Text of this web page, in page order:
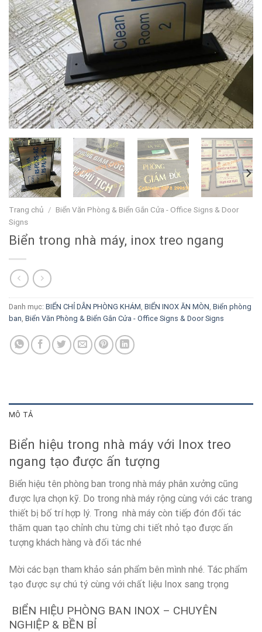
Trang chủ / Biển Văn Phòng & Biển Gắn Cửa - Office Signs & Door
Signs
Biển trong nhà máy, inox treo ngang
Danh mục: BIỂN CHỈ DẪN PHÒNG KHÁM, BIỂN INOX ĂN MÒN, Biển phòng
ban, Biển Văn Phòng & Biển Gắn Cửa - Office Signs & Door Signs
MÔ TẢ
Biển hiệu trong nhà máy với Inox treo
ngang tạo được ấn tượng
Biển hiệu tên phòng ban trong nhà máy phân xưởng cũng
được lựa chọn kỹ. Do trong nhà máy rộng cùng với các trang
thiết bị bố trí hợp lý. Trong nhà máy còn tiếp đón đối tác
thăm quan tạo chỉnh chu từng chi tiết nhỏ tạo được ấn
tượng khách hàng và đối tác nhé
Mời các bạn tham khảo sản phẩm bên mình nhé. Tác phẩm
tạo được sự chú tý cùng với chất liệu Inox sang trọng
BIỂN HIỆU PHÒNG BAN INOX – CHUYÊN
NGHIỆP & BỀN BỈ